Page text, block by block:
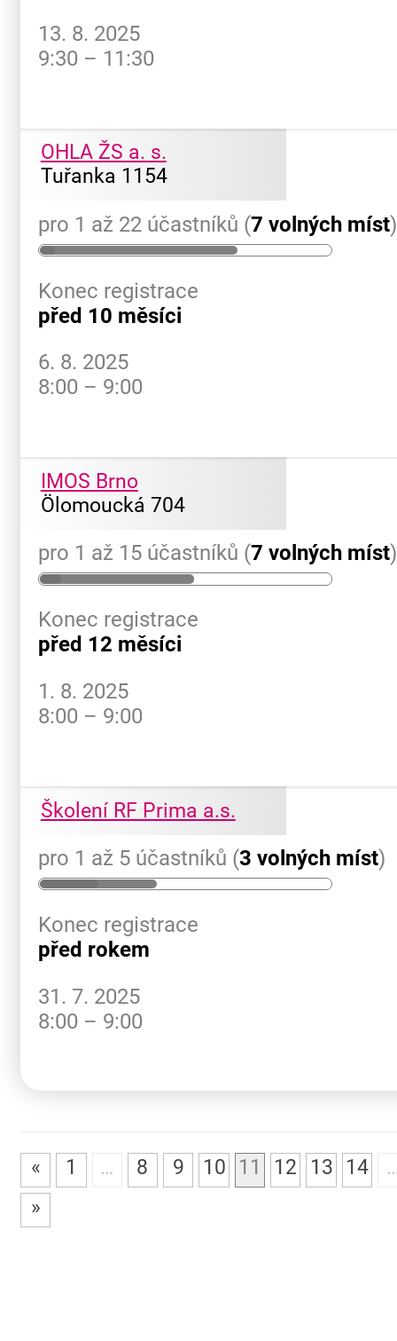
13. 8. 2025
9:30 – 11:30
OHLA ŽS a. s.
Tuřanka 1154
pro 1 až 22 účastníků (7 volných míst)
Konec registrace
před 10 měsíci
6. 8. 2025
8:00 – 9:00
IMOS Brno
Ölomoucká 704
pro 1 až 15 účastníků (7 volných míst)
Konec registrace
před 12 měsíci
1. 8. 2025
8:00 – 9:00
Školení RF Prima a.s.
pro 1 až 5 účastníků (3 volných míst)
Konec registrace
před rokem
31. 7. 2025
8:00 – 9:00
« 1 … 8 9 10 11 12 13 14
»